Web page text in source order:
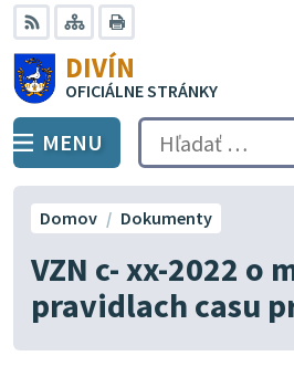
Preskočiť
na
obsah
RSS Mapa
DIVÍN
OFICIÁLNE STRÁNKY
PREPNÚŤ
MENU Hľadať:
VZN c- xx-2022 o
pravidlach casu
Domov Dokumenty